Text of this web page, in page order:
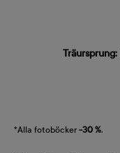
Träursprung:
*Alla fotoböcker -30 %.